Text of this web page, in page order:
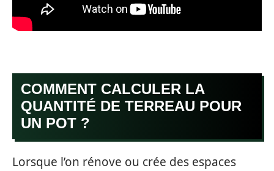
COMMENT CALCULER LA
QUANTITÉ DE TERREAU POUR
UN POT ?
Lorsque l’on rénove ou crée des espaces